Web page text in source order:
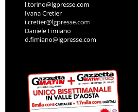
l.torino@lgpresse.com
Ivana Cretier
i.cretier@lgpresse.com
Daniele Fimiano
d.fimiano@lgpresse.com